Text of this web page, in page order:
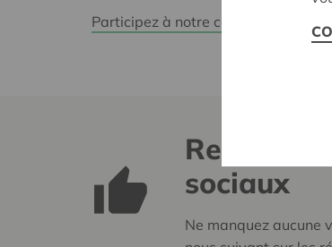
Participez à notre concours pour
sociaux
Ne manquez aucune